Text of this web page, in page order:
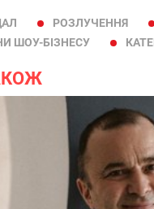
РОЗЛУЧЕННЯ
ШОУ-БІЗНЕСУ